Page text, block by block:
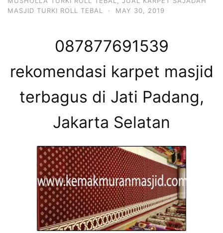
MASJID TURKI ROLL TEBAL
· MAY 30, 2019
087877691539
rekomendasi karpet masjid
terbagus di Jati Padang,
Jakarta Selatan